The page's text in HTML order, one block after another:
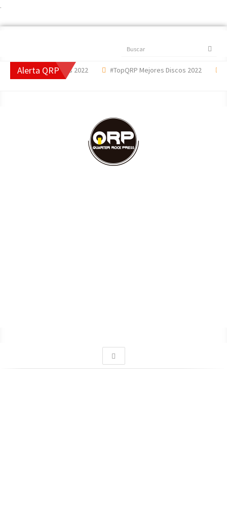
.
Buscar
Alerta QRP
Mejores Canciones 2022 #TopQRP Mejores Discos 2022